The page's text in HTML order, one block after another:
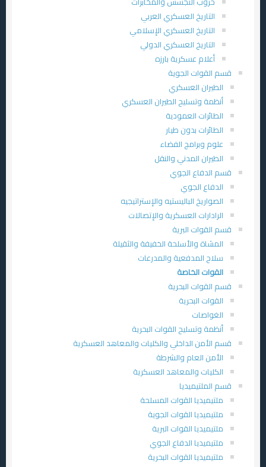
التاريخ العسكري العربي
التاريخ العسكري الإسلامي
التاريخ العسكري الدولي
أعلام عسكرية بارزه
قسم القوات الجوية
الطيران العسكري
أنظمة وتسليح الطيران العسكري
الطائرات العمودية
الطائرات بدون طيار
علوم وبرامج الفضاء
الطيران المدني والنقل
قسم الدفاع الجوي
الدفاع الجوي
الصواريخ الباليستيه والإستراتيجيه
الرادارات العسكرية والإتصالات
قسم القوات البرية
المشاة والأسلحة الخفيفة والثقيلة
سلاح المدفعية والمدرعات
القوات الخاصة
قسم القوات البحرية
القوات البحرية
الغواصات
أنظمة وتسليح القوات البحرية
قسم الأمن الداخلي والكليات والمعاهد العسكرية
الأمن العام والشرطة
الكليات والمعاهد العسكرية
قسم الملتيميديا
ملتيميديا القوات المسلحة
ملتيميديا القوات الجوية
ملتيميديا القوات البرية
ملتيميديا الدفاع الجوي
ملتيميديا القوات البحرية